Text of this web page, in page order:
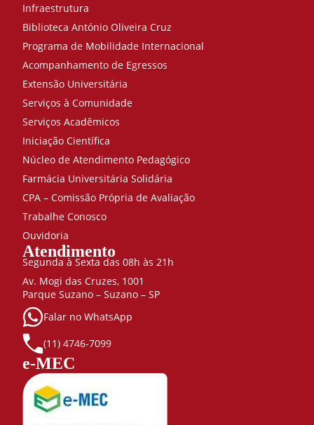
Infraestrutura
Biblioteca António Oliveira Cruz
Programa de Mobilidade Internacional
Acompanhamento de Egressos
Extensão Universitária
Serviços à Comunidade
Serviços Acadêmicos
Iniciação Científica
Núcleo de Atendimento Pedagógico
Farmácia Universitária Solidária
CPA – Comissão Própria de Avaliação
Trabalhe Conosco
Ouvidoria
Atendimento
Segunda à Sexta das 08h às 21h
Av. Mogi das Cruzes, 1001
Parque Suzano – Suzano – SP
Falar no WhatsApp
(11) 4746-7099
e-MEC